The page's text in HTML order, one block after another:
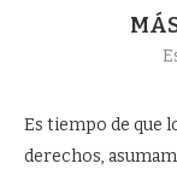
Es tiempo de que
derechos,